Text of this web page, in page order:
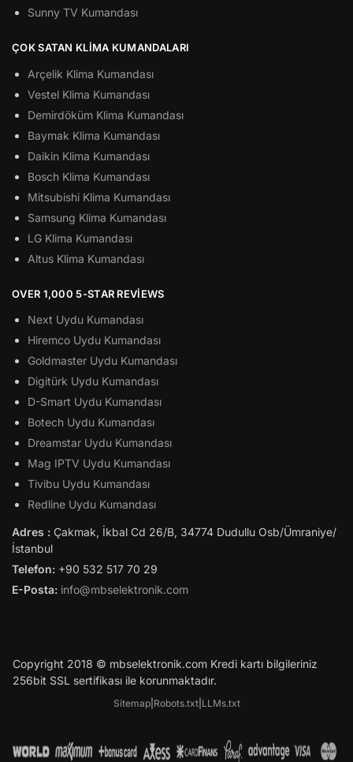
Sunny TV Kumandası
ÇOK SATAN KLIMA KUMANDALARI
Arçelik Klima Kumandası
Vestel Klima Kumandası
Demirdöküm Klima Kumandası
Baymak Klima Kumandası
Daikin Klima Kumandası
Bosch Klima Kumandası
Mitsubishi Klima Kumandası
Samsung Klima Kumandası
LG Klima Kumandası
Altus Klima Kumandası
OVER 1,000 5-STAR REVIEWS
Next Uydu Kumandası
Hiremco Uydu Kumandası
Goldmaster Uydu Kumandası
Digitürk Uydu Kumandası
D-Smart Uydu Kumandası
Botech Uydu Kumandası
Dreamstar Uydu Kumandası
Mag IPTV Uydu Kumandası
Tivibu Uydu Kumandası
Redline Uydu Kumandası
Adres : Çakmak, İkbal Cd 26/B, 34774 Dudullu Osb/Ümraniye/
İstanbul
Telefon: +90 532 517 70 29
E-Posta: info@mbselektronik.com
Copyright 2018 © mbselektronik.com Kredi kartı bilgileriniz
256bit SSL sertifikası ile korunmaktadır.
Sitemap| Robots.txt| LLMs.txt